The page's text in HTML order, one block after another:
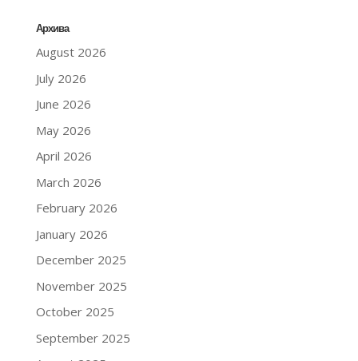
Архива
August 2026
July 2026
June 2026
May 2026
April 2026
March 2026
February 2026
January 2026
December 2025
November 2025
October 2025
September 2025